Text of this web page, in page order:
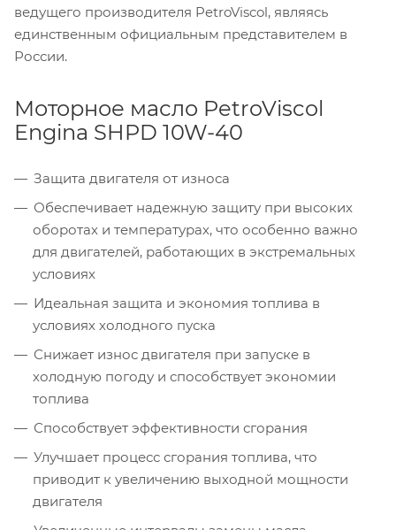
ведущего производителя PetroViscol, являясь
единственным официальным представителем в
России.
Моторное масло PetroViscol
Engina SHPD 10W-40
Защита двигателя от износа
Обеспечивает надежную защиту при высоких
оборотах и температурах, что особенно важно
для двигателей, работающих в экстремальных
условиях
Идеальная защита и экономия топлива в
условиях холодного пуска
Снижает износ двигателя при запуске в
холодную погоду и способствует экономии
топлива
Способствует эффективности сгорания
Улучшает процесс сгорания топлива, что
приводит к увеличению выходной мощности
двигателя